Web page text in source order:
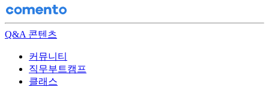
Q&A 콘텐츠
커뮤니티
직무부트캠프
클래스